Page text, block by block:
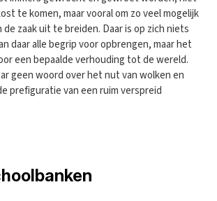
te komen, maar vooral om zo veel mogelijk
zaak uit te breiden. Daar is op zich niets
daar alle begrip voor opbrengen, maar het
een bepaalde verhouding tot de wereld.
geen woord over het nut van wolken en
prefiguratie van een ruim verspreid